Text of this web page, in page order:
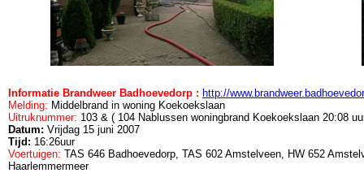
Informatie Brandweer Badhoevedorp : http://
Melding: Middelbrand in woning Koekoekslaan
Uitruknummer: 103 & ( 104 Nablussen woningbrand Koekoekslaan 20:08
Datum: Vrijdag 15 juni 2007
Tijd: 16:26uur
Voertuigen: TAS 646 Badhoevedorp, TAS 602 Amstelveen, HW 652
Haarlemmermeer